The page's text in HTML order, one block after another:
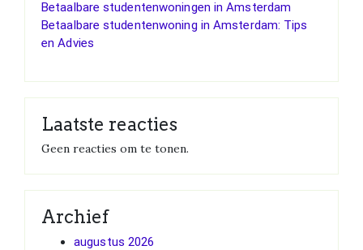
Betaalbare studentenwoningen in Amsterdam
Betaalbare studentenwoning in Amsterdam: Tips
en Advies
Laatste reacties
Geen reacties om te tonen.
Archief
augustus 2026